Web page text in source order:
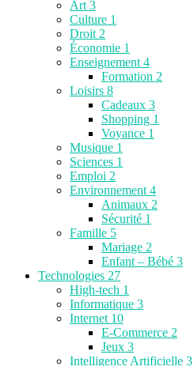
Art 3
Culture 1
Droit 2
Économie 1
Enseignement 4
Formation 2
Loisirs 8
Cadeaux 3
Shopping 1
Voyance 1
Musique 1
Sciences 1
Emploi 2
Environnement 4
Animaux 2
Sécurité 1
Famille 5
Mariage 2
Enfant – Bébé 3
Technologies 27
High-tech 1
Informatique 3
Internet 10
E-Commerce 2
Jeux 3
Intelligence Artificielle 3